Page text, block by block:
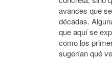
avances que
décadas.
que aquí se
como los
sugerían qué